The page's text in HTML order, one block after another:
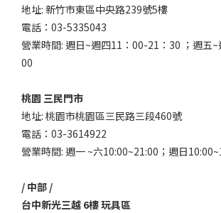
地址: 新竹市東區中央路239號5樓
電話：03-5335043
營業時間: 週日~週四11：00-21：30 ；週五~
00
桃園 三民門市
地址: 桃園市桃園區三民路三段460號
電話：03-3614922
營業時間: 週一 ~六10:00~21:00；週日
/ 中部 /
台中新光三越 6樓 玩具區